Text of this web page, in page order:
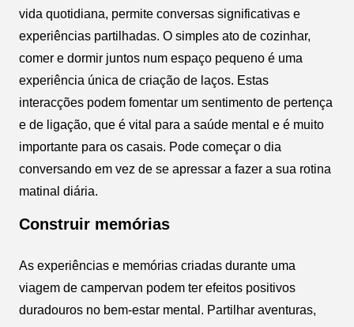
vida quotidiana, permite conversas significativas e
experiências partilhadas. O simples ato de cozinhar,
comer e dormir juntos num espaço pequeno é uma
experiência única de criação de laços. Estas
interacções podem fomentar um sentimento de pertença
e de ligação, que é vital para a saúde mental e é muito
importante para os casais. Pode começar o dia
conversando em vez de se apressar a fazer a sua rotina
matinal diária.
Construir memórias
As experiências e memórias criadas durante uma
viagem de campervan podem ter efeitos positivos
duradouros no bem-estar mental. Partilhar aventuras,